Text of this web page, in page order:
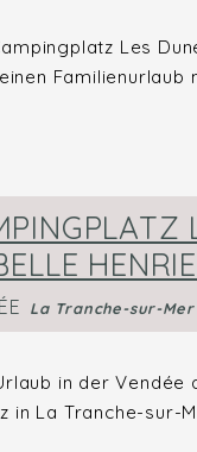
Les
Familienurlaub
La Tranche-sur-Mer
in der
in La Tranche-sur-